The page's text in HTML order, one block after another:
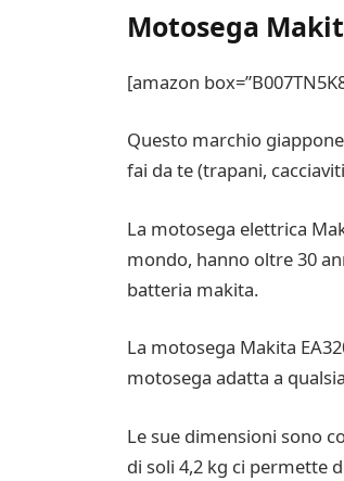
Motosega
[amazon
Questo marchio
fai da te (trapani,
La motosega elettrica
mondo, hanno oltre 30
batteria makita.
La motosega Makita
motosega adatta a
Le sue dimensioni sono
di soli 4,2 kg ci permette